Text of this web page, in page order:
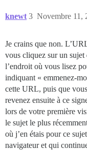
knewt Novembre 11,
3
Je crains que non.
vous cliquez sur un sujet
l’endroit où vous lisez
indiquant « emmenez-
cette URL, puis que
revenez ensuite à ce
lors de votre première
le sujet le plus
où j’en étais pour ce
navigateur et qui